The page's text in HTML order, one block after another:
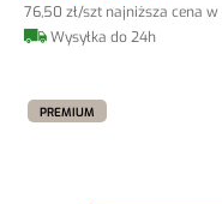
76,50 zł/szt najniższa cena
Wysyłka do 24h
PREMIUM